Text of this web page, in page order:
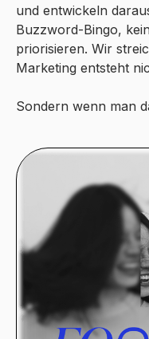
und entwickeln
Buzzword-Bingo,
priorisieren. Wir
Marketing entsteht
Sondern wenn man